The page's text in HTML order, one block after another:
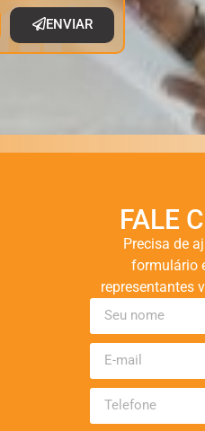
ENVIAR
FALE
Precisa de
formulário
representantes